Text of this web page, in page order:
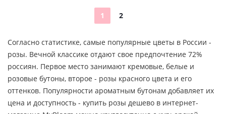
1 2
Согласно статистике, самые популярные цветы в России -
розы. Вечной классике отдают свое предпочтение 72%
россиян. Первое место занимают кремовые, белые и
розовые бутоны, второе - розы красного цвета и его
оттенков. Популярности ароматным бутонам добавляет их
цена и доступность - купить розы дешево в интернет-